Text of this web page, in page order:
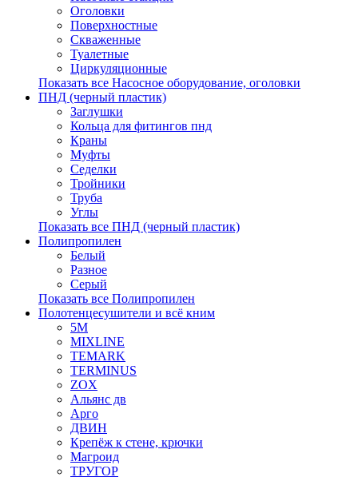
Оголовки
Поверхностные
Скваженные
Туалетные
Циркуляционные
Показать все Насосное оборудование, оголовки
ПНД (черный пластик)
Заглушки
Кольца для фитингов пнд
Краны
Муфты
Седелки
Тройники
Труба
Углы
Показать все ПНД (черный пластик)
Полипропилен
Белый
Разное
Серый
Показать все Полипропилен
Полотенцесушители и всё кним
5М
MIXLINE
TEMARK
TERMINUS
ZOX
Альянс дв
Арго
ДВИН
Крепёж к стене, крючки
Магроид
ТРУГОР